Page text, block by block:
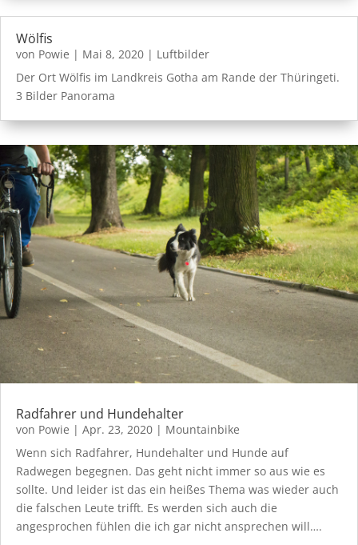
Wölfis
von Powie | Mai 8, 2020 | Luftbilder
Der Ort Wölfis im Landkreis Gotha am Rande der Thüringeti.
3 Bilder Panorama
Radfahrer und Hundehalter
von Powie | Apr. 23, 2020 | Mountainbike
Wenn sich Radfahrer, Hundehalter und Hunde auf
Radwegen begegnen. Das geht nicht immer so aus wie es
sollte. Und leider ist das ein heißes Thema was wieder auch
die falschen Leute trifft. Es werden sich auch die
angesprochen fühlen die ich gar nicht ansprechen will….